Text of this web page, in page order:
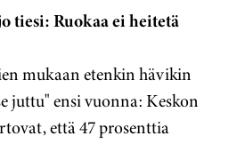
tiesi: Ruokaa ei heitetä
mukaan etenkin hävikin
juttu" ensi vuonna: Keskon
että 47 prosenttia